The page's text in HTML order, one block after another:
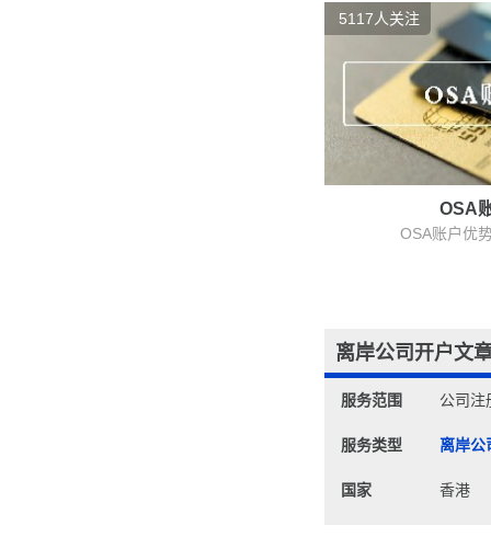
5117人关注
OSA
OSA账户优
离岸公司开户文
服务范围 公司注
服务类型 离岸公
国家 香港